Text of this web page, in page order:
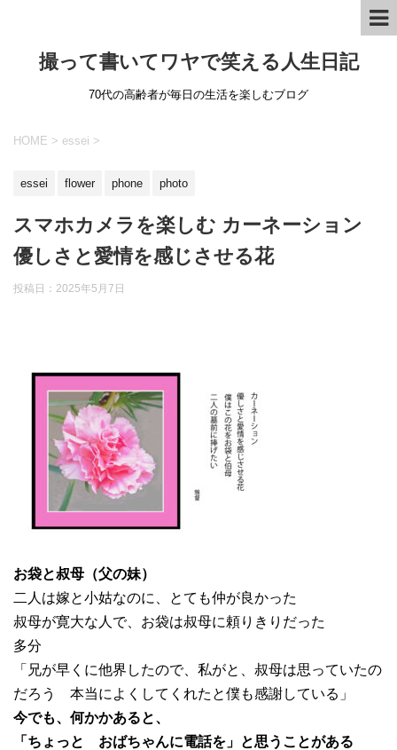
撮って書いてワヤで笑える人生日記
70代の高齢者が毎日の生活を楽しむブログ
HOME > essei >
essei flower phone photo
スマホカメラを楽しむ カーネーション
優しさと愛情を感じさせる花
投稿日： 2025年5月7日
お袋と叔母（父の妹）
二人は嫁と小姑なのに、とても仲が良かった
叔母が寛大な人で、お袋は叔母に頼りきりだった
多分
「兄が早くに他界したので、私がと、叔母は思っていたの
だろう 本当によくしてくれたと僕も感謝している」
今でも、何かかあると、
「ちょっと おばちゃんに電話を」と思うことがある